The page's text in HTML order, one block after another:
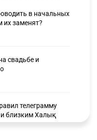
в начальных
их заменят?
свадьбе и
телеграмму
близким Халық